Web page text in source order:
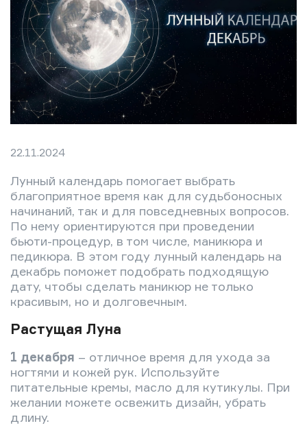
22.11.2024
Лунный календарь помогает выбрать
благоприятное время как для судьбоносных
начинаний, так и для повседневных вопросов.
По нему ориентируются при проведении
бьюти-процедур, в том числе, маникюра и
педикюра. В этом году лунный календарь на
декабрь поможет подобрать подходящую
дату, чтобы сделать маникюр не только
красивым, но и долговечным.
Растущая Луна
1 декабря – отличное время для ухода за
ногтями и кожей рук. Используйте
питательные кремы, масло для кутикулы. При
желании можете освежить дизайн, убрать
длину.